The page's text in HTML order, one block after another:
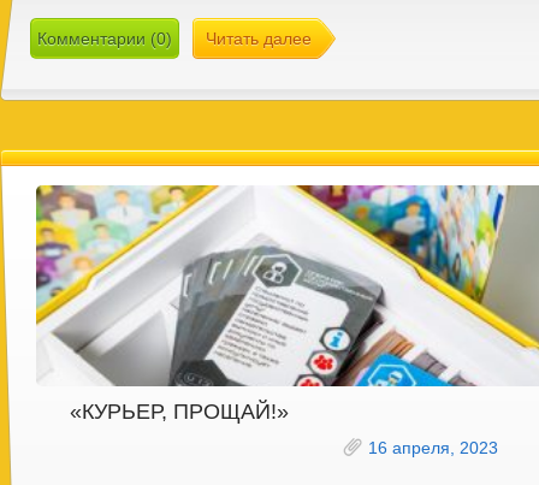
Комментарии (0) Читать далее
«КУРЬЕР, ПРОЩАЙ!»
16 апреля, 2023